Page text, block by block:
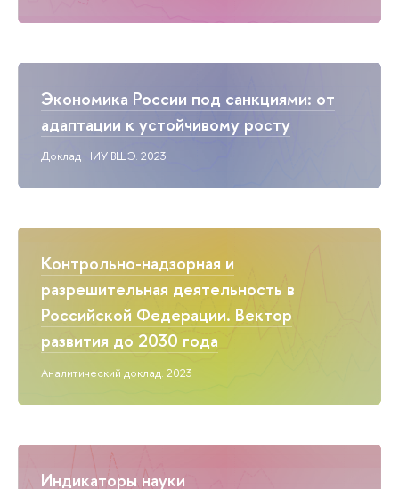
Экономика России под санкциями: от
адаптации к устойчивому росту
Доклад НИУ ВШЭ. 2023
Контрольно-надзорная и
разрешительная деятельность в
Российской Федерации. Вектор
развития до 2030 года
Аналитический доклад. 2023
Индикаторы науки